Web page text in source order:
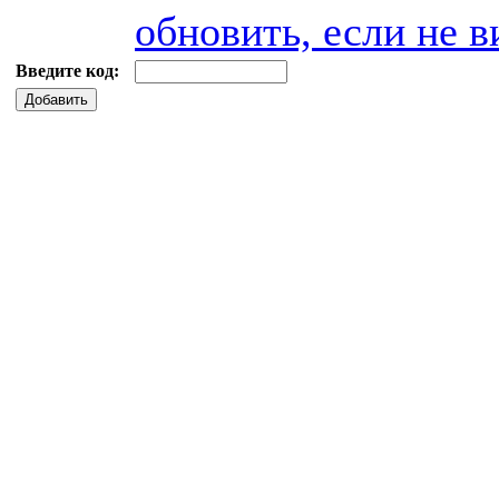
обновить, если не
Введите код:
Добавить